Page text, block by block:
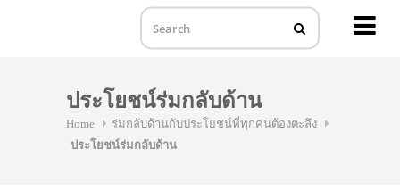
ประโยชน์ร่มกลับด้าน
Home
ร่มกลับด้านกับประโยชน์ที่ทุกคนต้องตะลึง
ประโยชน์ร่มกลับด้าน